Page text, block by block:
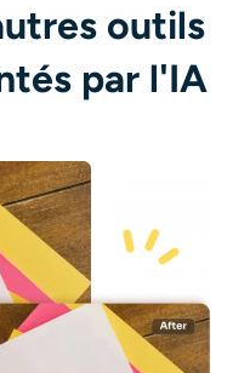
outils
par l'IA